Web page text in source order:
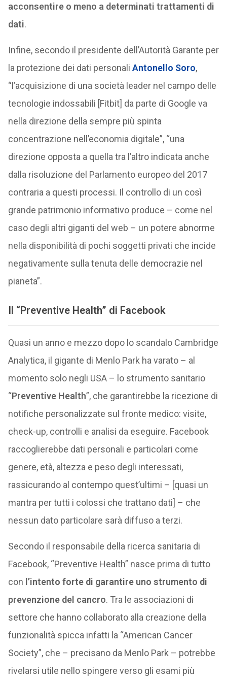
acconsentire o meno a determinati trattamenti di
dati.
Infine, secondo il presidente dell’Autorità Garante per
la protezione dei dati personali Antonello Soro,
“l’acquisizione di una società leader nel campo delle
tecnologie indossabili [Fitbit] da parte di Google va
nella direzione della sempre più spinta
concentrazione nell’economia digitale”, “una
direzione opposta a quella tra l’altro indicata anche
dalla risoluzione del Parlamento europeo del 2017
contraria a questi processi. Il controllo di un così
grande patrimonio informativo produce – come nel
caso degli altri giganti del web – un potere abnorme
nella disponibilità di pochi soggetti privati che incide
negativamente sulla tenuta delle democrazie nel
pianeta”.
Il “Preventive Health” di Facebook
Quasi un anno e mezzo dopo lo scandalo Cambridge
Analytica, il gigante di Menlo Park ha varato – al
momento solo negli USA – lo strumento sanitario
“Preventive Health”, che garantirebbe la ricezione di
notifiche personalizzate sul fronte medico: visite,
check-up, controlli e analisi da eseguire. Facebook
raccoglierebbe dati personali e particolari come
genere, età, altezza e peso degli interessati,
rassicurando al contempo quest’ultimi – [quasi un
mantra per tutti i colossi che trattano dati] – che
nessun dato particolare sarà diffuso a terzi.
Secondo il responsabile della ricerca sanitaria di
Facebook, “Preventive Health” nasce prima di tutto
con l’intento forte di garantire uno strumento di
prevenzione del cancro. Tra le associazioni di
settore che hanno collaborato alla creazione della
funzionalità spicca infatti la “American Cancer
Society”, che – precisano da Menlo Park – potrebbe
rivelarsi utile nello spingere verso gli esami più